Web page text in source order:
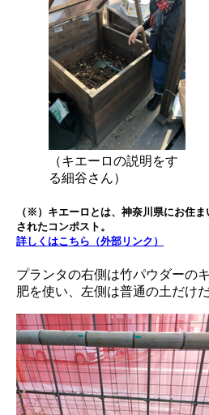
（キエーロの説明をす
る細谷さん）
（※）キエーロとは、神奈川県にお住
されたコンポスト。
詳しくはこちら（外部リンク）
プランタの右側は竹パウダーの
肥を使い、左側は普通の土だけ